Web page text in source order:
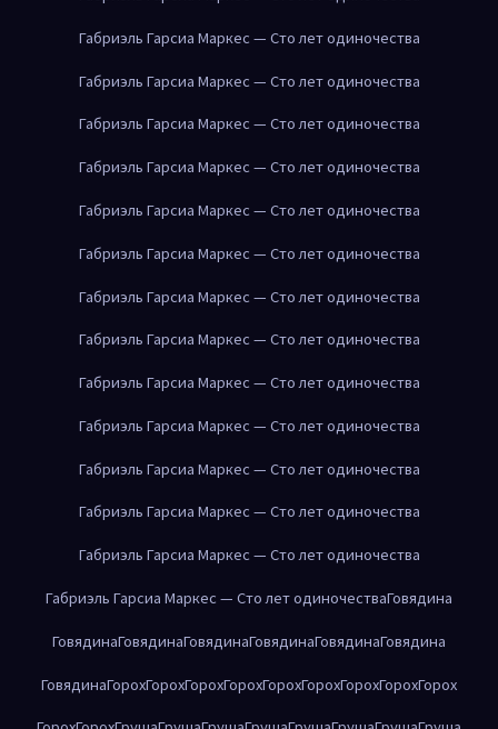
Габриэль Гарсиа Маркес — Сто лет одиночества
Габриэль Гарсиа Маркес — Сто лет одиночества
Габриэль Гарсиа Маркес — Сто лет одиночества
Габриэль Гарсиа Маркес — Сто лет одиночества
Габриэль Гарсиа Маркес — Сто лет одиночества
Габриэль Гарсиа Маркес — Сто лет одиночества
Габриэль Гарсиа Маркес — Сто лет одиночества
Габриэль Гарсиа Маркес — Сто лет одиночества
Габриэль Гарсиа Маркес — Сто лет одиночества
Габриэль Гарсиа Маркес — Сто лет одиночества
Габриэль Гарсиа Маркес — Сто лет одиночества
Габриэль Гарсиа Маркес — Сто лет одиночества
Габриэль Гарсиа Маркес — Сто лет одиночества
Габриэль Гарсиа Маркес — Сто лет одиночестваГовядина
ГовядинаГовядинаГовядинаГовядинаГовядинаГовядина
ГовядинаГорохГорохГорохГорохГорохГорохГорохГорохГорох